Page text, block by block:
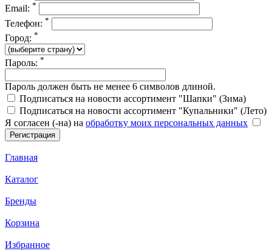
Email: *
Телефон: *
Город: *
Пароль: *
Пароль должен быть не менее 6 символов длиной.
Подписаться на новости ассортимент "Шапки" (Зима)
Подписаться на новости ассортимент "Купальники" (Лето)
Я согласен (-на) на обработку моих персональных данных
Главная
Каталог
Бренды
Корзина
Избранное